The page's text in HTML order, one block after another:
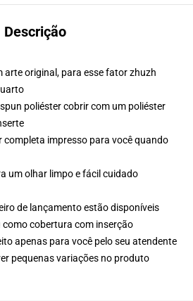
Descrição
arte original, para esse fator zhuzh
poliéster cobrir com um poliéster
completa impresso para você quando
um olhar limpo e fácil cuidado
de lançamento estão disponíveis
cobertura com inserção
apenas para você pelo seu atendente
pequenas variações no produto